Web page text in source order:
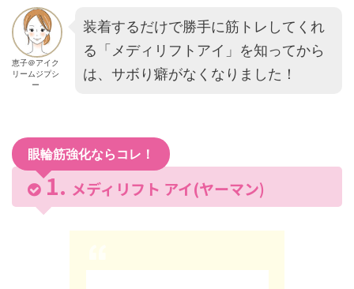
恵子＠アイク
リームジプシ
ー
装着するだけで勝手に筋トレしてくれ
る「メディリフトアイ」を知ってから
は、サボり癖がなくなりました！
眼輪筋強化ならコレ！
メディリフト アイ(ヤーマン)